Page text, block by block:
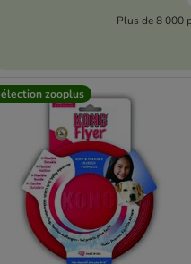
Plus de 8 000
zooplus